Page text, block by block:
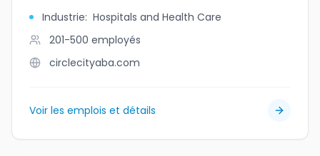
Industrie: Hospitals and Health Care
201-500 employés
circlecityaba.com
Voir les emplois et détails